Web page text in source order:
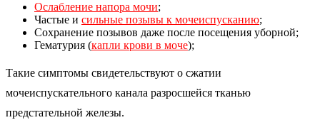
Ослабление напора мочи;
Частые и сильные позывы к мочеиспусканию;
Сохранение позывов даже после посещения уборной;
Гематурия (капли крови в моче);
Такие симптомы свидетельствуют о сжатии
мочеиспускательного канала разросшейся тканью
предстательной железы.